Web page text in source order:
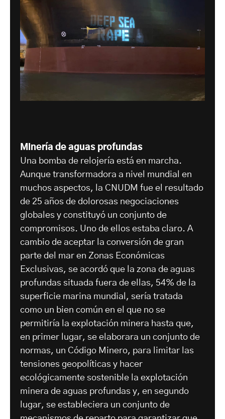
Minería de aguas profundas
Una bomba de relojería está en marcha.
Aunque transformadora a nivel mundial en
muchos aspectos, la CNUDM fue el resultado
de 25 años de dolorosas negociaciones
globales y constituyó un conjunto de
compromisos. Uno de ellos estaba claro. A
cambio de aceptar la conversión de gran
parte del mar en Zonas Económicas
Exclusivas, se acordó que la zona de aguas
profundas situada fuera de ellas, 54% de la
superficie marina mundial, sería tratada
como un bien común en el que no se
permitiría la explotación minera hasta que,
en primer lugar, se elaborara un conjunto de
normas, un Código Minero, para limitar las
tensiones geopolíticas y hacer
ecológicamente sostenible la explotación
minera de aguas profundas y, en segundo
lugar, se estableciera un conjunto de